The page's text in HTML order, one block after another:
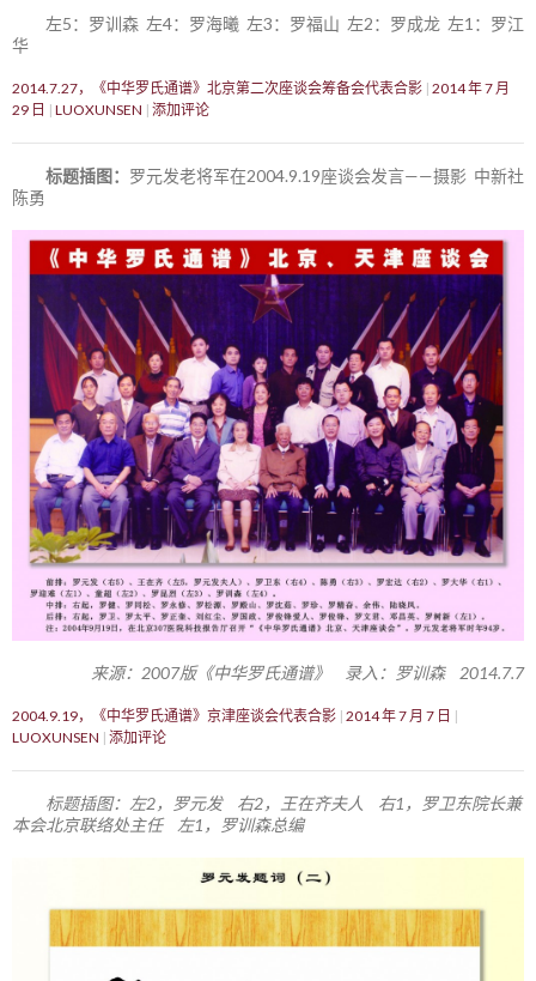
左5：罗训森 左4：罗海曦 左3：罗福山 左2：罗成龙 左1：罗江
华
2014.7.27，《中华罗氏通谱》北京第二次座谈会筹备会代表合影 2014 年 7 月
29 日
LUOXUNSEN 添加评论
标题插图： 罗元发老将军在2004.9.19座谈会发言——摄影 中新社
陈勇
来源：2007版《中华罗氏通谱》 录入：罗训森 2014.7.7
2004.9.19，《中华罗氏通谱》京津座谈会代表合影 2014 年 7 月 7 日
LUOXUNSEN 添加评论
标题插图：左2，罗元发 右2，王在齐夫人 右1，罗卫东院长兼
本会北京联络处主任 左1，罗训森总编